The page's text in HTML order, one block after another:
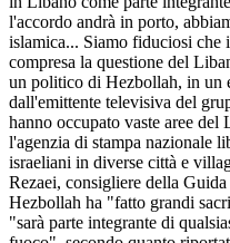
l'accordo andrà in porto,
islamica... Siamo fiduciosi che
compresa la questione del
un politico di Hezbollah, in un
dall'emittente televisiva del
hanno occupato vaste aree
l'agenzia di stampa nazionale
israeliani in diverse città e
Rezaei, consigliere della
Hezbollah ha "fatto grandi
"sarà parte integrante di